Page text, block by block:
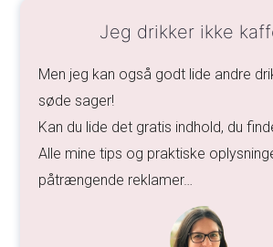
Jeg drikker ikke
Men jeg kan også godt lide andre
søde sager!
Kan du lide det gratis indhold, du
Alle mine tips og praktiske
påtrængende reklamer…